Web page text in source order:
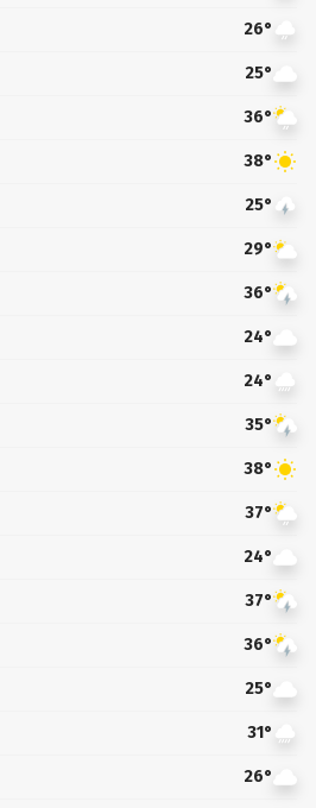
26°
25°
36°
38°
25°
29°
36°
24°
24°
35°
38°
37°
24°
37°
36°
25°
31°
26°